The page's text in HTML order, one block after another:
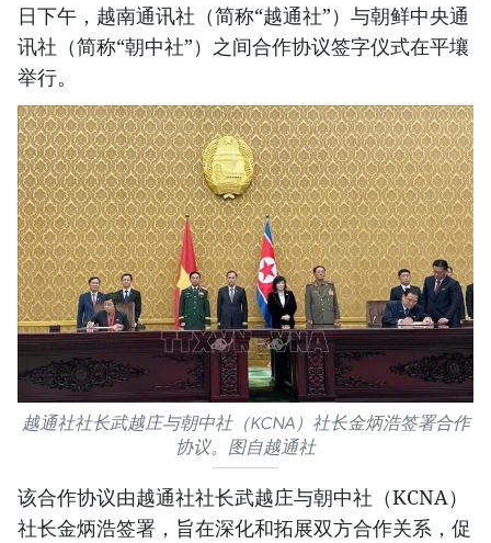
日下午，越南通讯社（简称“越通社”）与朝鲜中央通
讯社（简称“朝中社”）之间合作协议签字仪式在平壤
举行。
越通社社长武越庄与朝中社（KCNA）社长金炳浩签署合作
协议。图自越通社
该合作协议由越通社社长武越庄与朝中社（KCNA）
社长金炳浩签署，旨在深化和拓展双方合作关系，促